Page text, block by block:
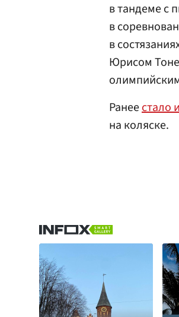
в тандеме с
в
в
Юрисом
Ранеестало
на коляске.